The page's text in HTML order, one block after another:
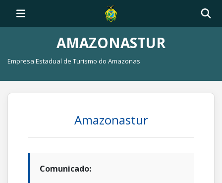
AMAZONASTUR
Empresa Estadual de Turismo do Amazonas
Amazonastur
Comunicado: